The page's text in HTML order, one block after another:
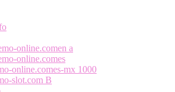
online.comen a
online.comes
online.comes-mx 1000
slot.com B